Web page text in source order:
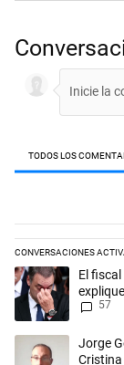
TODOS LOS
Todos los
CONVERSACIONES
Este listado
Un artículo de
El
57
Un artículo deJorge